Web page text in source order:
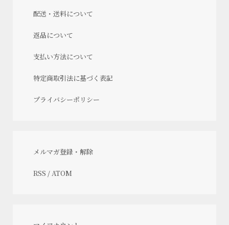
配送・送料について
返品について
支払い方法について
特定商取引法に基づく表記
プライバシーポリシー
メルマガ登録・解除
RSS / ATOM